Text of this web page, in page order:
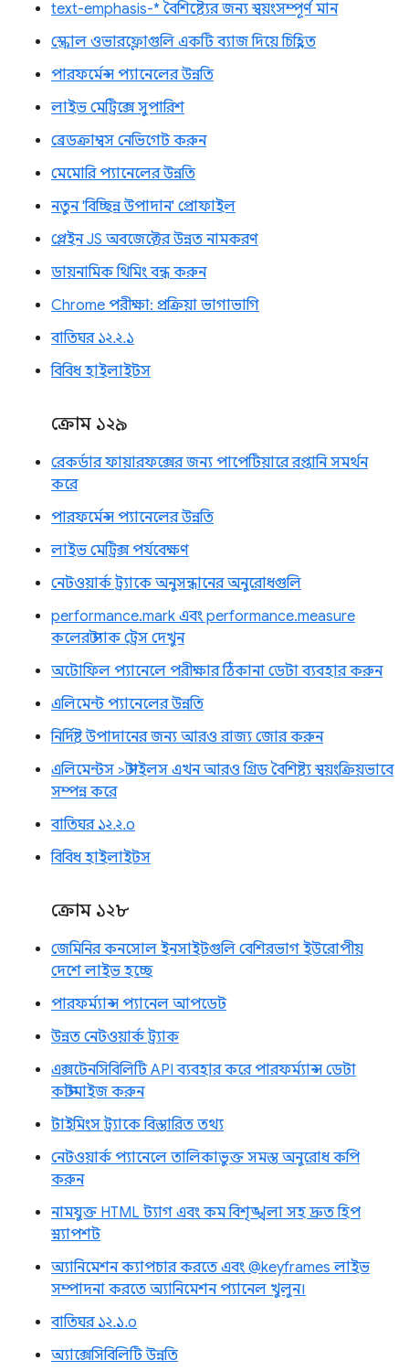
text-emphasis-* বৈশিষ্ট্যের জন্য স্বয়ংসম্পূর্ণ মান
স্ক্রোল ওভারফ্লোগুলি একটি ব্যাজ দিয়ে চিহ্নিত
পারফর্মেন্স প্যানেলের উন্নতি
লাইভ মেট্রিক্সে সুপারিশ
ব্রেডক্রাম্বস নেভিগেট করুন
মেমোরি প্যানেলের উন্নতি
নতুন 'বিচ্ছিন্ন উপাদান' প্রোফাইল
প্লেইন JS অবজেক্টের উন্নত নামকরণ
ডায়নামিক থিমিং বন্ধ করুন
Chrome পরীক্ষা: প্রক্রিয়া ভাগাভাগি
বাতিঘর ১২.২.১
বিবিধ হাইলাইটস
ক্রোম ১২৯
রেকর্ডার ফায়ারফক্সের জন্য পাপেটিয়ারে রপ্তানি সমর্থন
করে
পারফর্মেন্স প্যানেলের উন্নতি
লাইভ মেট্রিক্স পর্যবেক্ষণ
নেটওয়ার্ক ট্র্যাকে অনুসন্ধানের অনুরোধগুলি
performance.mark এবং performance.measure
কলের স্ট্যাক ট্রেস দেখুন
অটোফিল প্যানেলে পরীক্ষার ঠিকানা ডেটা ব্যবহার করুন
এলিমেন্ট প্যানেলের উন্নতি
নির্দিষ্ট উপাদানের জন্য আরও রাজ্য জোর করুন
এলিমেন্টস > স্টাইলস এখন আরও গ্রিড বৈশিষ্ট্য স্বয়ংক্রিয়ভাবে
সম্পন্ন করে
বাতিঘর ১২.২.০
বিবিধ হাইলাইটস
ক্রোম ১২৮
জেমিনির কনসোল ইনসাইটগুলি বেশিরভাগ ইউরোপীয়
দেশে লাইভ হচ্ছে
পারফর্ম্যান্স প্যানেল আপডেট
উন্নত নেটওয়ার্ক ট্র্যাক
এক্সটেনসিবিলিটি API ব্যবহার করে পারফর্ম্যান্স ডেটা
কাস্টমাইজ করুন
টাইমিংস ট্র্যাকে বিস্তারিত তথ্য
নেটওয়ার্ক প্যানেলে তালিকাভুক্ত সমস্ত অনুরোধ কপি
করুন
নামযুক্ত HTML ট্যাগ এবং কম বিশৃঙ্খলা সহ দ্রুত হিপ
স্ন্যাপশট
অ্যানিমেশন ক্যাপচার করতে এবং @keyframes লাইভ
সম্পাদনা করতে অ্যানিমেশন প্যানেল খুলুন।
বাতিঘর ১২.১.০
অ্যাক্সেসিবিলিটি উন্নতি